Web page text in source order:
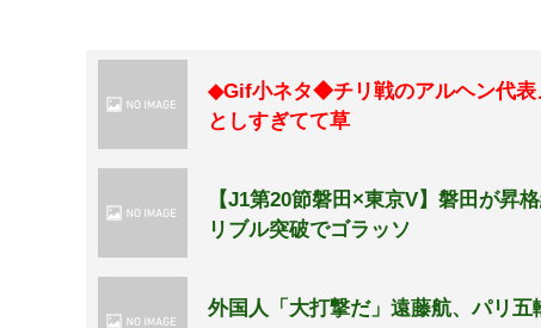
◆Gif小ネタ◆チリ戦のアルヘン代表
としすぎてて草
【J1第20節磐田×東京V】磐田が昇
リブル突破でゴラッソ
外国人「大打撃だ」遠藤航、パリ五